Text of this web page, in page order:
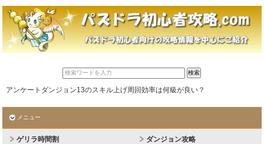
アンケートダンジョン13のスキル上げ周回効率は何級が良い？
メニュー
ゲリラ時間割 ダンジョン攻略